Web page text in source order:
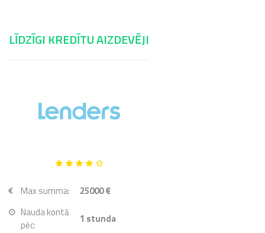
LĪDZĪGI KREDĪTU AIZDEVĒJI
Max summa:
25000 €
Nauda kontā
pēc:
1 stunda